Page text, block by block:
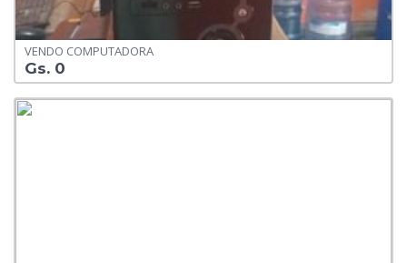
VENDO COMPUTADORA
Gs. 0